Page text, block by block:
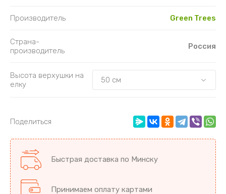
Производитель Green Trees
Страна-
производитель
Россия
Высота верхушки на
елку
Поделиться
Быстрая доставка по Минску
Принимаем оплату картами